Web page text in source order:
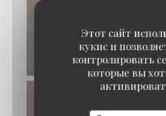
Этот сайт
кукис и
контролировать
которые вы